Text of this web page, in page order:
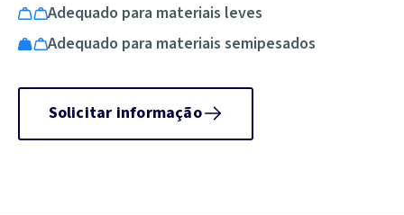
Adequado para materiais leves
Adequado para materiais semipesados
Solicitar informação